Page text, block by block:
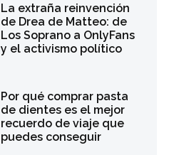
La extraña reinvención
de Drea de Matteo: de
Los Soprano a OnlyFans
y el activismo político
Por qué comprar pasta
de dientes es el mejor
recuerdo de viaje que
puedes conseguir